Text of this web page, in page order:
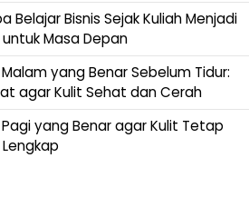
Belajar Bisnis Sejak Kuliah Menjadi
Masa Depan
yang Benar Sebelum Tidur:
agar Kulit Sehat dan Cerah
yang Benar agar Kulit Tetap